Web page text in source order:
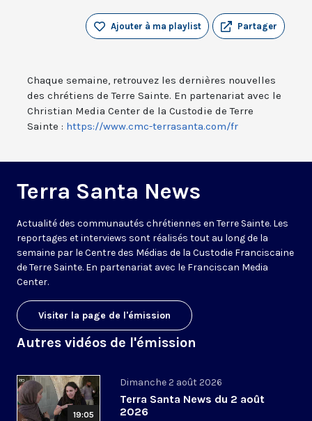
Partager
Ajouter à ma playlist
Chaque semaine, retrouvez les dernières nouvelles
des chrétiens de Terre Sainte. En partenariat avec le
Christian Media Center de la Custodie de Terre
Sainte : https://www.cmc-terrasanta.com/fr
Terra Santa News
Actualité des communautés chrétiennes en Terre Sainte. Les
reportages et interviews sont réalisés tout au long de la
semaine par le Centre des Médias de la Custodie Franciscaine
de Terre Sainte. En partenariat avec le Franciscan Media
Center.
Visiter la page de l'émission
Autres vidéos de l'émission
19:05
Dimanche 2 août 2026
Terra Santa News du 2 août
2026